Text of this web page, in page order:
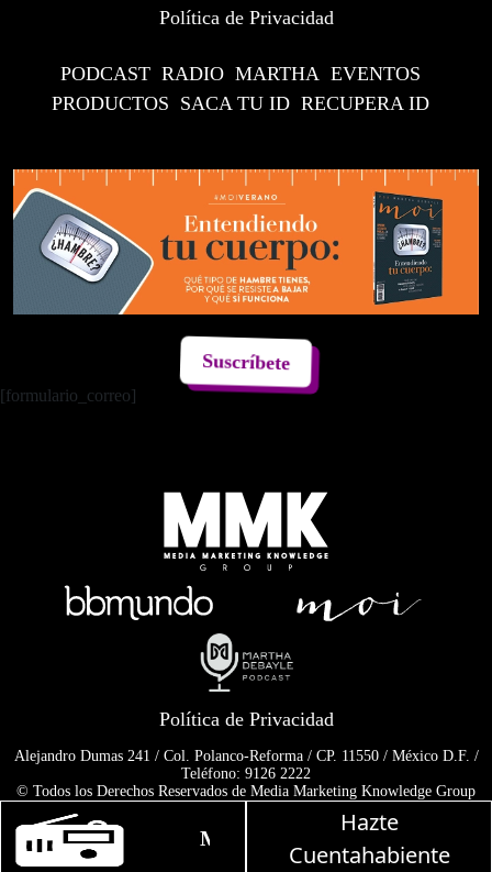
Martha Debayle en W, lunes a
Hazte
Cuentahabiente
Política de Privacidad
PODCAST RADIO MARTHA EVENTOS
PRODUCTOS SACA TU ID RECUPERA ID
Suscríbete
[formulario_correo]
Política de Privacidad
Alejandro Dumas 241 / Col. Polanco-Reforma / CP. 11550 / México D.F. /
Teléfono: 9126 2222
© Todos los Derechos Reservados de Media Marketing Knowledge Group
Prohibida la reproducción total o parcial, incluyendo cualquier medio
electrónico o magnético.